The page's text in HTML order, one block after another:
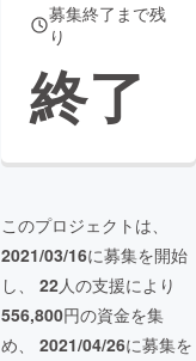
募集終了まで残
り
終了
このプロジェクトは、
2021/03/16に募集を開始
し、 22人の支援により
556,800円の資金を集
め、 2021/04/26に募集を